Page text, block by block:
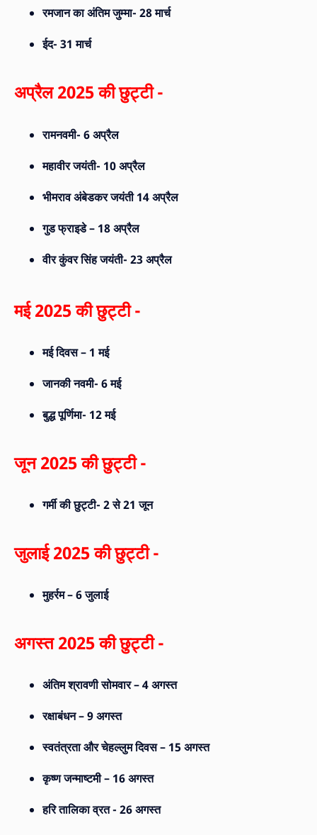
रमजान का अंतिम जुम्मा- 28 मार्च
ईद- 31 मार्च
अप्रैल 2025 की छुट्टी -
रामनवमी- 6 अप्रैल
महावीर जयंती- 10 अप्रैल
भीमराव अंबेडकर जयंती 14 अप्रैल
गुड फ्राइडे – 18 अप्रैल
वीर कुंवर सिंह जयंती- 23 अप्रैल
मई 2025 की छुट्टी -
मई दिवस – 1 मई
जानकी नवमी- 6 मई
बुद्ध पूर्णिमा- 12 मई
जून 2025 की छुट्टी -
गर्मी की छुट्टी- 2 से 21 जून
जुलाई 2025 की छुट्टी -
मुहर्रम – 6 जुलाई
अगस्त 2025 की छुट्टी -
अंतिम श्रावणी सोमवार – 4 अगस्त
रक्षाबंधन – 9 अगस्त
स्वतंत्रता और चेहल्लुम दिवस – 15 अगस्त
कृष्ण जन्माष्टमी – 16 अगस्त
हरि तालिका व्रत - 26 अगस्त